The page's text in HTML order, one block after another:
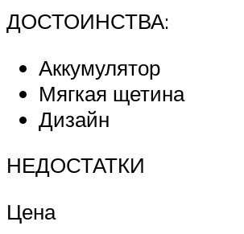
ДОСТОИНСТВА:
Аккумулятор
Мягкая щетина
Дизайн
НЕДОСТАТКИ
Цена